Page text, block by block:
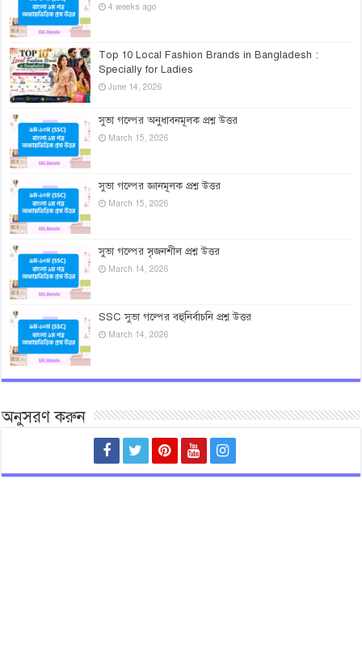
4 weeks ago
Top 10 Local Fashion Brands in Bangladesh :
Specially for Ladies
June 14, 2026
সুভা গল্পের অনুধাবনমূলক প্রশ্ন উত্তর
March 15, 2026
সুভা গল্পের জ্ঞানমূলক প্রশ্ন উত্তর
March 15, 2026
সুভা গল্পের সৃজনশীল প্রশ্ন উত্তর
March 14, 2026
SSC সুভা গল্পের বহুনির্বাচনি প্রশ্ন উত্তর
March 14, 2026
অনুসরণ করুন